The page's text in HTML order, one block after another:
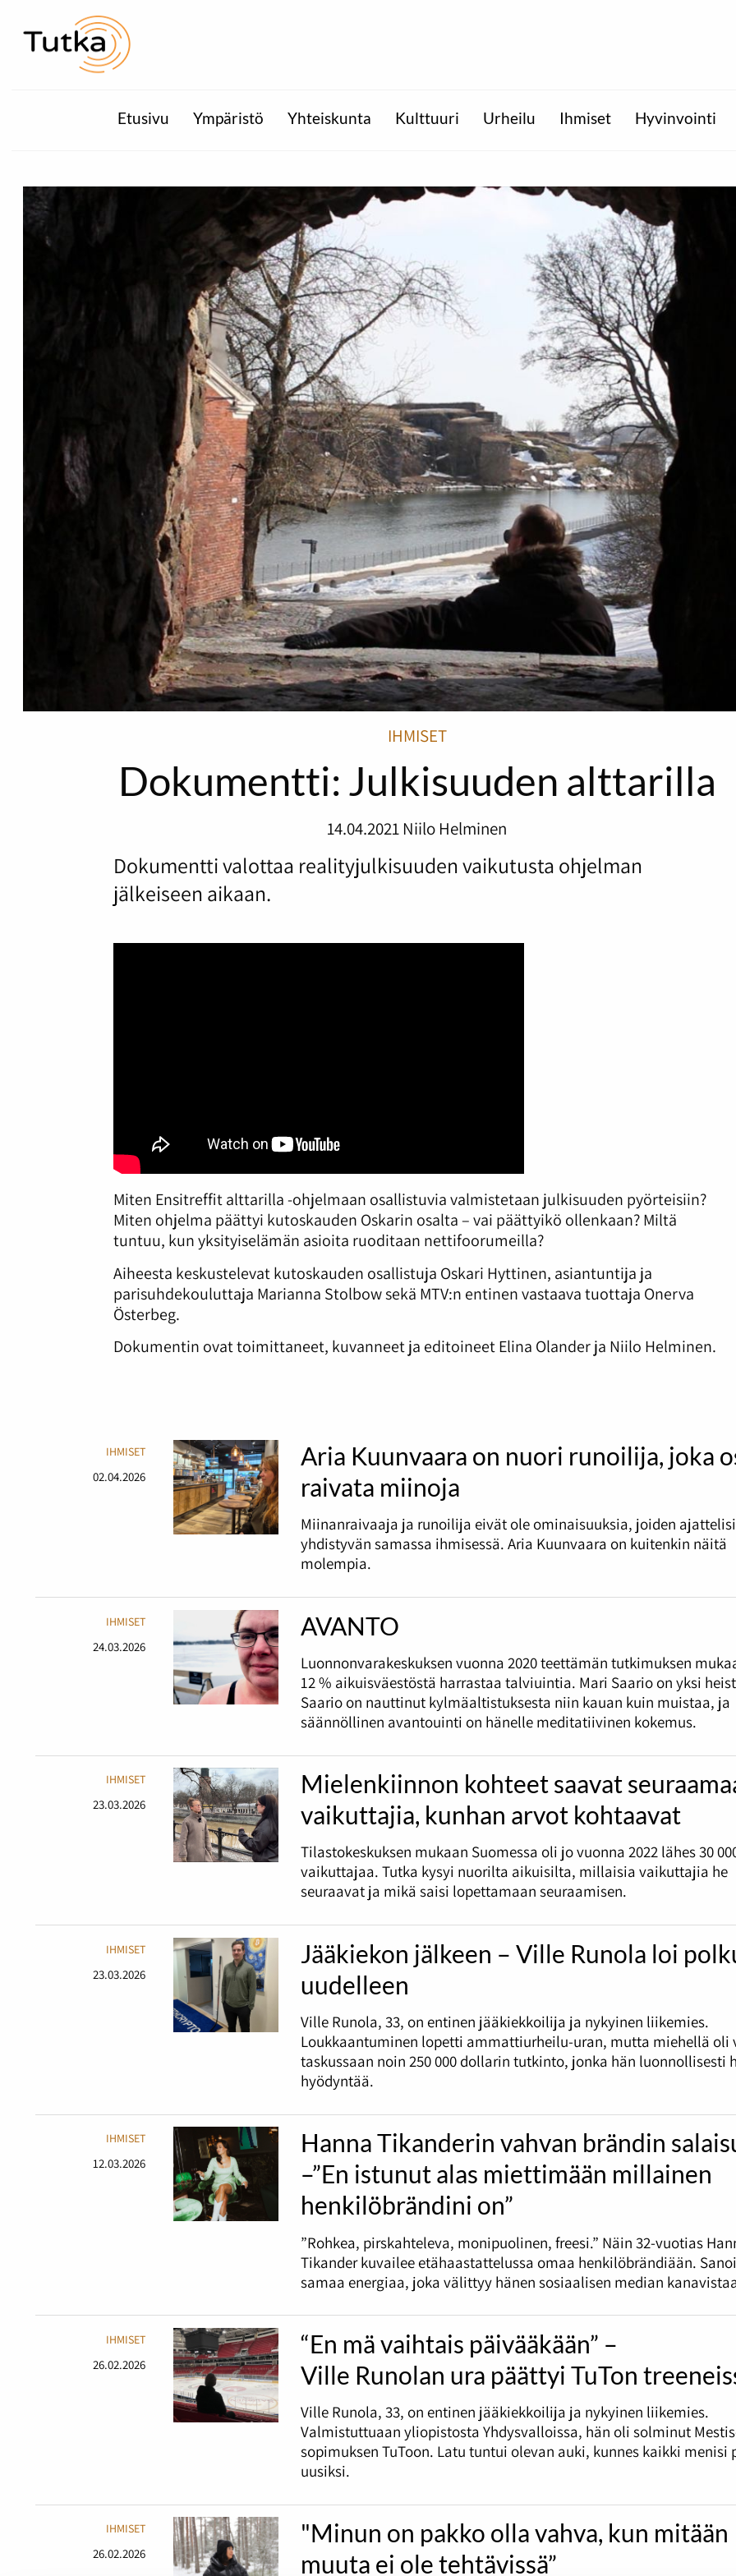
Etusivu Ympäristö Yhteiskunta Kulttuuri Urheilu Ihmiset Hyvinvointi
IHMISET
Dokumentti: Julkisuuden alttarilla
14.04.2021 Niilo Helminen
Dokumentti valottaa realityjulkisuuden vaikutusta ohjelman
jälkeiseen aikaan.
Miten Ensitreffit alttarilla -ohjelmaan osallistuvia valmistetaan julkisuuden pyörteisiin?
Miten ohjelma päättyi kutoskauden Oskarin osalta – vai päättyikö ollenkaan? Miltä
tuntuu, kun yksityiselämän asioita ruoditaan nettifoorumeilla?
Aiheesta keskustelevat kutoskauden osallistuja Oskari Hyttinen, asiantuntija ja
parisuhdekouluttaja Marianna Stolbow sekä MTV:n entinen vastaava tuottaja Onerva
Österbeg.
Dokumentin ovat toimittaneet, kuvanneet ja editoineet Elina Olander ja Niilo Helminen.
IHMISET
02.04.2026
Aria Kuunvaara on nuori runoilija, joka
raivata miinoja
Miinanraivaaja ja runoilija eivät ole ominaisuuksia, joiden ajattelisi
yhdistyvän samassa ihmisessä. Aria Kuunvaara on kuitenkin näitä
molempia.
IHMISET
24.03.2026
AVANTO
Luonnonvarakeskuksen vuonna 2020 teettämän tutkimuksen
12 % aikuisväestöstä harrastaa talviuintia. Mari Saario on yksi
Saario on nauttinut kylmäaltistuksesta niin kauan kuin muistaa, ja
säännöllinen avantouinti on hänelle meditatiivinen kokemus.
IHMISET
23.03.2026
Mielenkiinnon kohteet saavat
vaikuttajia, kunhan arvot kohtaavat
Tilastokeskuksen mukaan Suomessa oli jo vuonna 2022 lähes 30
vaikuttajaa. Tutka kysyi nuorilta aikuisilta, millaisia vaikuttajia he
seuraavat ja mikä saisi lopettamaan seuraamisen.
IHMISET
23.03.2026
Jääkiekon jälkeen – Ville Runola loi
uudelleen
Ville Runola, 33, on entinen jääkiekkoilija ja nykyinen liikemies.
Loukkaantuminen lopetti ammattiurheilu-uran, mutta miehellä oli
taskussaan noin 250 000 dollarin tutkinto, jonka hän luonnollisesti
hyödyntää.
IHMISET
12.03.2026
Hanna Tikanderin vahvan brändin
–”En istunut alas miettimään millainen
henkilöbrändini on”
”Rohkea, pirskahteleva, monipuolinen, freesi.” Näin 32-vuotias
Tikander kuvailee etähaastattelussa omaa henkilöbrändiään.
samaa energiaa, joka välittyy hänen sosiaalisen median
IHMISET
26.02.2026
“En mä vaihtais päivääkään” –
Ville Runolan ura päättyi TuTon
Ville Runola, 33, on entinen jääkiekkoilija ja nykyinen liikemies.
Valmistuttuaan yliopistosta Yhdysvalloissa, hän oli solminut
sopimuksen TuToon. Latu tuntui olevan auki, kunnes kaikki menisi
uusiksi.
IHMISET
26.02.2026
"Minun on pakko olla vahva, kun mitään
muuta ei ole tehtävissä”